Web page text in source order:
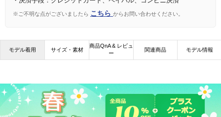
※ご不明な点がございましたら こちら からお問い合わせください。
モデル着用 サイズ・素材
商品QnA & レビュ
ー
関連商品 モデル情報